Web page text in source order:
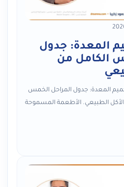
المعدة: جدول
الكامل من
المعدة: جدول المراحل الخمس
الطبيعي. الأطعمة المسموحة